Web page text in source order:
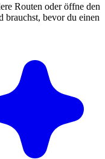
Routen oder öffne den
brauchst, bevor du einen